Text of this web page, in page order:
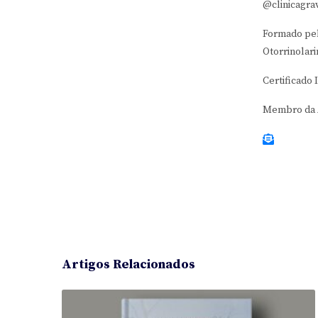
Formado
Certificado
Membro da
Artigos Relacionados